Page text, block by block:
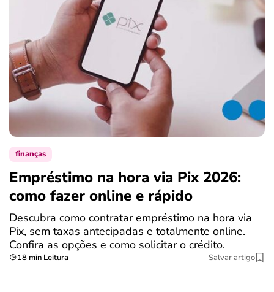
finanças
Empréstimo na hora via Pix 2026:
como fazer online e rápido
Descubra como contratar empréstimo na hora via
Pix, sem taxas antecipadas e totalmente online.
Confira as opções e como solicitar o crédito.
18 min Leitura Salvar artigo